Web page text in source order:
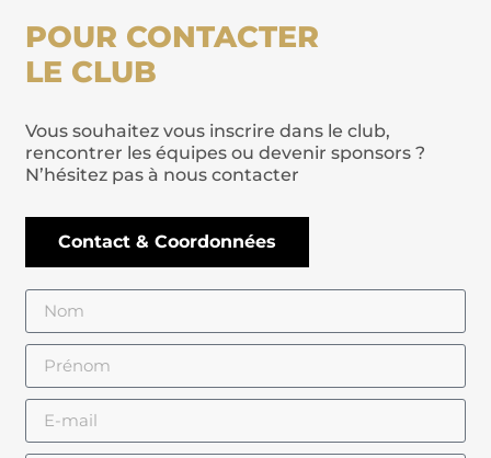
POUR CONTACTER
LE CLUB
Vous souhaitez vous inscrire dans le club,
rencontrer les équipes ou devenir sponsors ?
N’hésitez pas à nous contacter
Contact & Coordonnées